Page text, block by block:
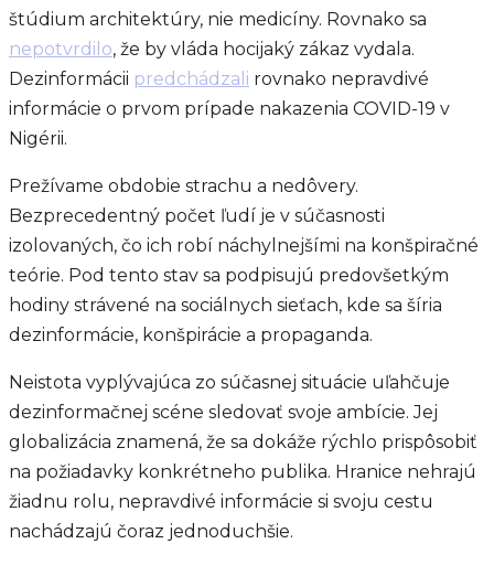
štúdium architektúry, nie medicíny. Rovnako sa
nepotvrdilo, že by vláda hocijaký zákaz vydala.
Dezinformácii predchádzali rovnako nepravdivé
informácie o prvom prípade nakazenia COVID-19 v
Nigérii.
Prežívame obdobie strachu a nedôvery.
Bezprecedentný počet ľudí je v súčasnosti
izolovaných, čo ich robí náchylnejšími na konšpiračné
teórie. Pod tento stav sa podpisujú predovšetkým
hodiny strávené na sociálnych sieťach, kde sa šíria
dezinformácie, konšpirácie a propaganda.
Neistota vyplývajúca zo súčasnej situácie uľahčuje
dezinformačnej scéne sledovať svoje ambície. Jej
globalizácia znamená, že sa dokáže rýchlo prispôsobiť
na požiadavky konkrétneho publika. Hranice nehrajú
žiadnu rolu, nepravdivé informácie si svoju cestu
nachádzajú čoraz jednoduchšie.